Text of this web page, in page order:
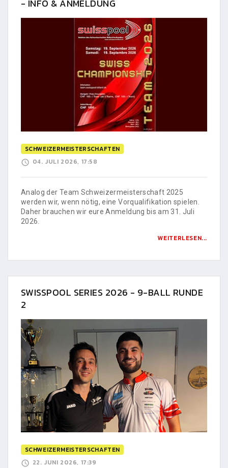
- INFO & ANMELDUNG
SCHWEIZERMEISTERSCHAFTEN
04. JULI 2026, 17:58
Analog der Team Schweizermeisterschaft 2025
werden wir, wenn nötig, eine Vorqualifikation spielen.
Daher brauchen wir eure Anmeldung bis am 31. Juli
2026.
WEITERLESEN...
SWISSPOOL SERIES 2026 - 9-BALL RUNDE
2
SCHWEIZERMEISTERSCHAFTEN
22. JUNI 2026, 17:39